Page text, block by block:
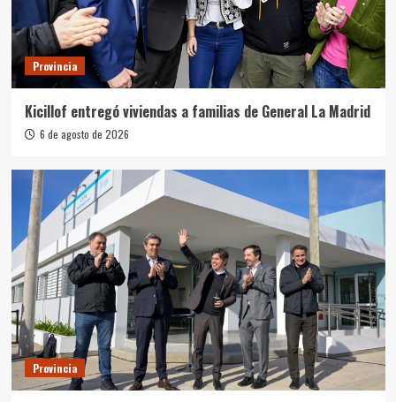
Provincia
Kicillof entregó viviendas a familias de General La Madrid
6 de agosto de 2026
Provincia